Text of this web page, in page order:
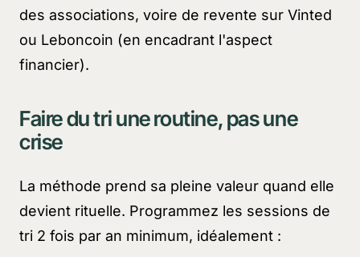
des associations, voire de revente sur Vinted
ou Leboncoin (en encadrant l'aspect
financier).
Faire du tri une routine, pas une
crise
La méthode prend sa pleine valeur quand elle
devient rituelle. Programmez les sessions de
tri 2 fois par an minimum, idéalement :